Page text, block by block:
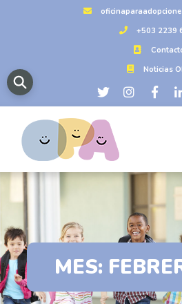
+503 2239
Noticias
MES: